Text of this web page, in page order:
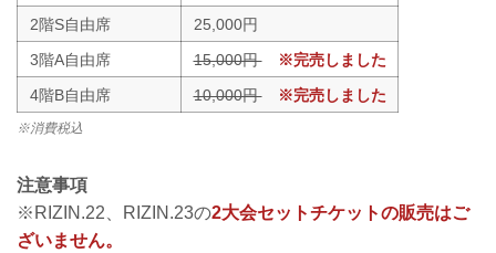
2階S自由席
25,000円
3階A自由席
15,000円
※完売しました
4階B自由席
10,000円 ※完売しました
※消費税込
注意事項
※RIZIN.22、RIZIN.23の2大会セットチケットの販売はご
ざいません。